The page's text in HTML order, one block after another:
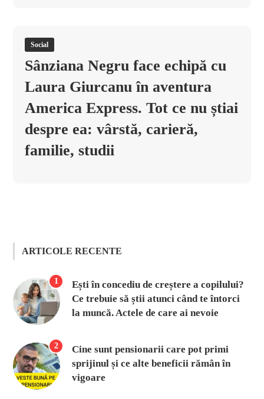
Social
Sânziana Negru face echipă cu
Laura Giurcanu în aventura
America Express. Tot ce nu știai
despre ea: vârstă, carieră,
familie, studii
ARTICOLE RECENTE
1
Ești în concediu de creștere a copilului?
Ce trebuie să știi atunci când te întorci
la muncă. Actele de care ai nevoie
2
Cine sunt pensionarii care pot primi
sprijinul și ce alte beneficii rămân în
vigoare